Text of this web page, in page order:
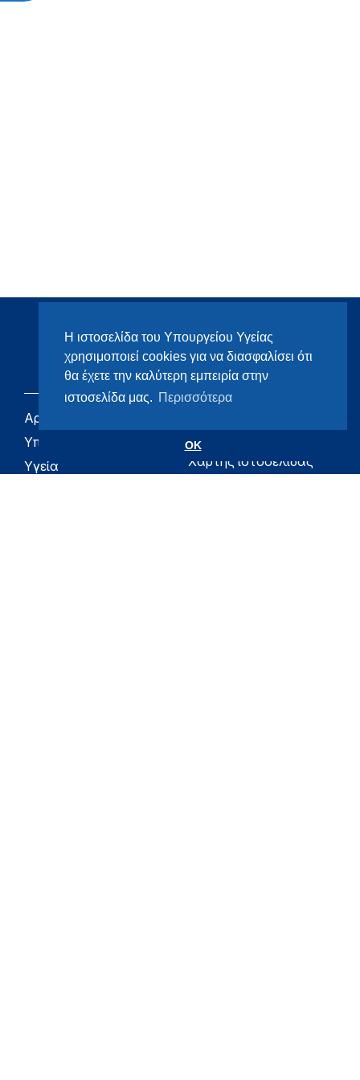
Η ιστοσελίδα του Υπουργείου Υγείας
χρησιμοποιεί cookies για να διασφαλίσει ότι
θα έχετε την καλύτερη εμπειρία στην
ιστοσελίδα μας. Περισσότερα
OK
Αρχική
Υπουργείο
Υγεία
Υγεία
Χάρτης ιστοσελίδας